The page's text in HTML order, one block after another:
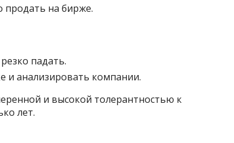
на бирже.
падать.
и анализировать компании.
и высокой толерантностью к
лет.